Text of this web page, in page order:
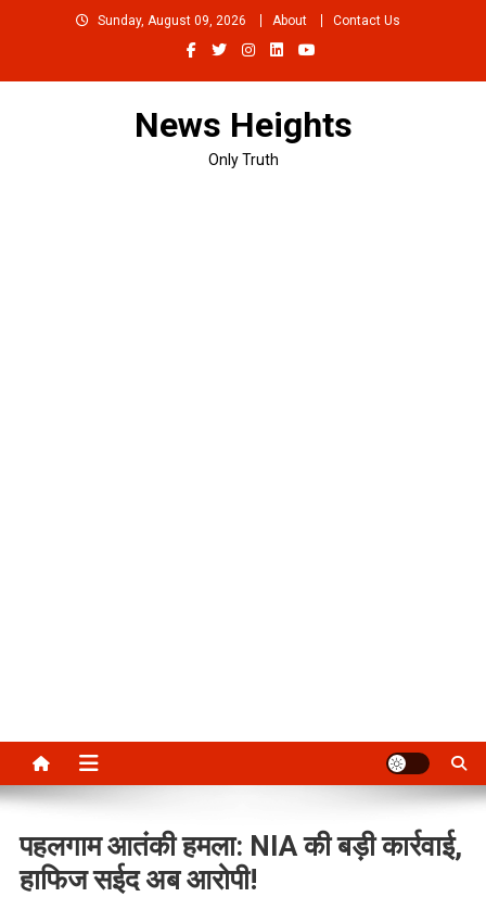
Sunday, August 09, 2026 About Contact Us
News Heights
Only Truth
पहलगाम आतंकी हमला: NIA की बड़ी कार्रवाई,
हाफिज सईद अब आरोपी!